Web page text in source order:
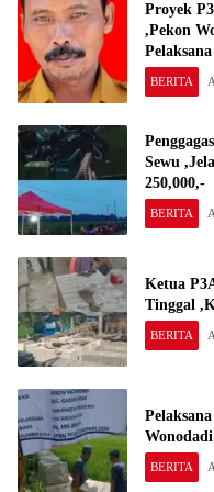
Proyek
,Pekon
BERITA
Sewu
250,000,-
BERITA
Ketua
Tinggal
BERITA
BERITA